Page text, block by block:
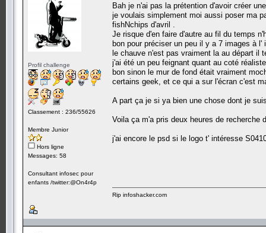
Profil challenge
Classement : 236/55626
Membre Junior
Hors ligne
Messages: 58
Consultant infosec pour
enfants /twitter:@On4r4p
Bah je n'ai pas la prétention d'avoir créer
je voulais simplement moi aussi poser ma
fishNchips d'avril .
Je risque d'en faire d'autre au fil du temps
bon pour préciser un peu il y a 7 images à
le chauve n'est pas vraiment la au départ il
j'ai été un peu feignant quant au coté
bon sinon le mur de fond était vraiment
certains geek, et ce qui a sur l'écran c'est
A part ça je si ya bien une chose dont je
Voila ça m'a pris deux heures de recherche
j'ai encore le psd si le logo t' intéresse
Rip infoshacker.com